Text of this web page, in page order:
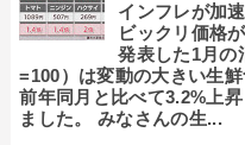
インフレが加
ビックリ価格
発表した1月の
=100）は変動の大きい生
前年同月と比べて3.2%上
ました。 みなさんの生...